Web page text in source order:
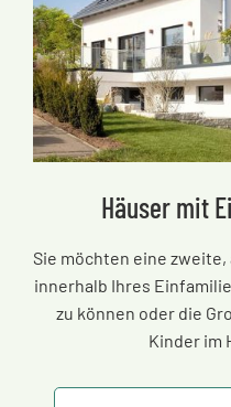
Häuser mit
Sie möchten eine
innerhalb Ihres
zu können oder die
Kinder im